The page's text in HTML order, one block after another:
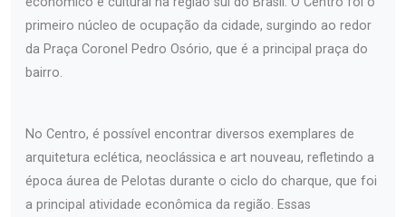
primeiro núcleo de ocupação da cidade, surgindo ao redor
da Praça Coronel Pedro Osório, que é a principal praça do
bairro.
No Centro, é possível encontrar diversos exemplares de
arquitetura eclética, neoclássica e art nouveau, refletindo a
época áurea de Pelotas durante o ciclo do charque, que foi
a principal atividade econômica da região. Essas